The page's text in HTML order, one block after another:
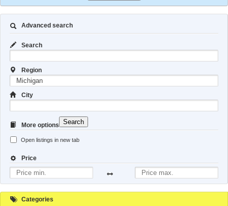
Advanced search
Search
Region
City
More options
Open listings in new tab
Price
Search
Categories